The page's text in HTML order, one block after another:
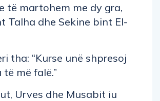
të martohem me dy gra,
Talha dhe Sekine bint El-
tha: “Kurse unë shpresoj
më falë.”
Urves dhe Musabit iu